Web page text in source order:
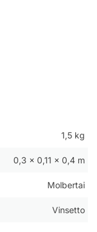
1,5 kg
0,3 × 0,11 × 0,4 m
Molbertai
Vinsetto